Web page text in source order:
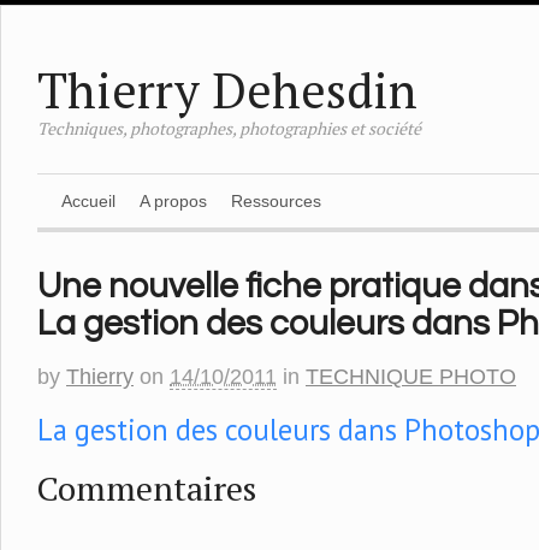
Thierry Dehesdin
Techniques, photographes, photographies et société
Accueil A propos Ressources
Une nouvelle fiche pratique
La gestion des couleurs dans
by Thierry on 14/10/2011 in TECHNIQUE PHOTO
La gestion des couleurs dans Photoshop
Commentaires